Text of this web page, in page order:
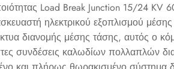
Load Break Junction 15/24 KV
ηλεκτρικού εξοπλισμού
διανομής μέσης τάσης, αυτός ο
συνδέσεις καλωδίων πολλαπλών